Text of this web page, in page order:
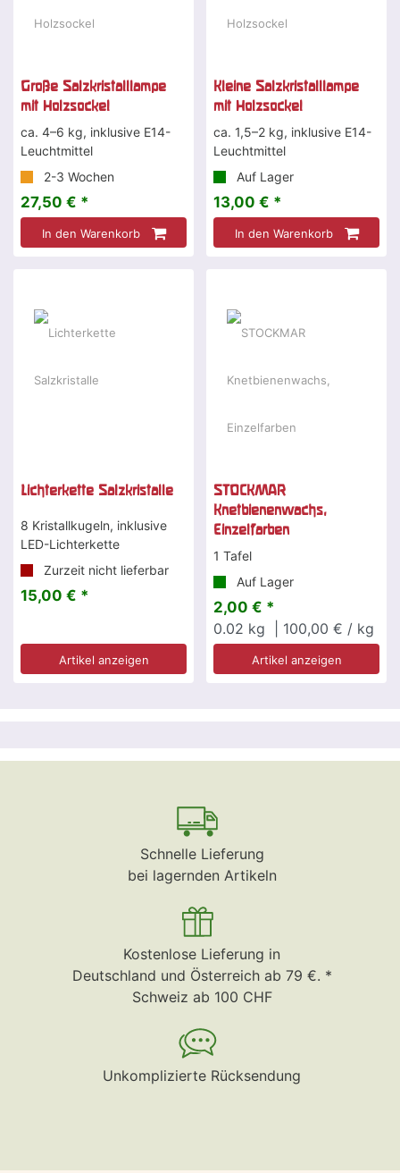
Große Salzkristalllampe
mit Holzsockel
ca. 4–6 kg, inklusive E14-
Leuchtmittel
2-3 Wochen
27,50 € *
In den Warenkorb
Kleine Salzkristalllampe
mit Holzsockel
ca. 1,5–2 kg, inklusive E14-
Leuchtmittel
Auf Lager
13,00 € *
In den Warenkorb
Lichterkette Salzkristalle
8 Kristallkugeln, inklusive
LED-Lichterkette
Zurzeit nicht lieferbar
15,00 € *
Artikel anzeigen
STOCKMAR
Knetbienenwachs,
Einzelfarben
1 Tafel
Auf Lager
2,00 € *
0.02 kg | 100,00 € / kg
Artikel anzeigen
Schnelle Lieferung
bei lagernden Artikeln
Kostenlose Lieferung in
Deutschland und Österreich ab 79 €. *
Schweiz ab 100 CHF
Unkomplizierte Rücksendung